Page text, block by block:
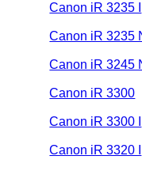
Canon iR 3235 I
Canon iR 3235
Canon iR 3245
Canon iR 3300
Canon iR 3300 I
Canon iR 3320 I